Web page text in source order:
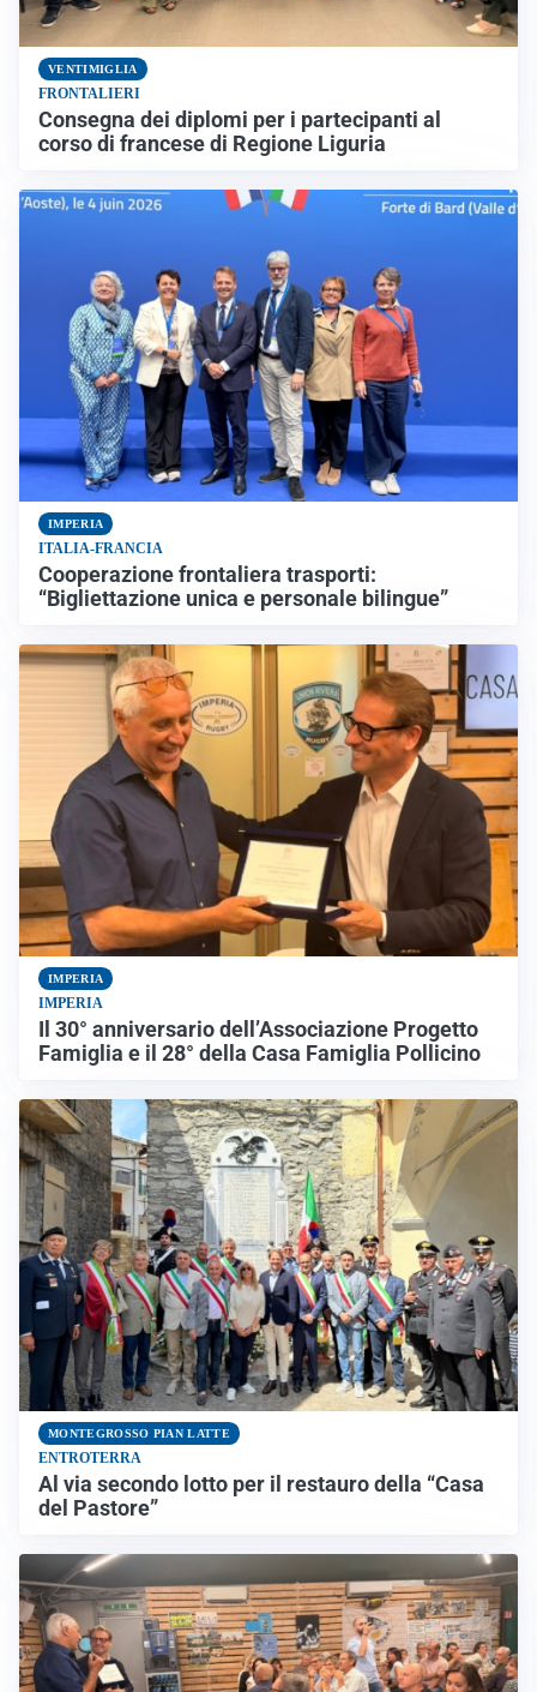
VENTIMIGLIA
FRONTALIERI
Consegna dei diplomi per i partecipanti al
corso di francese di Regione Liguria
IMPERIA
ITALIA-FRANCIA
Cooperazione frontaliera trasporti:
“Bigliettazione unica e personale bilingue”
IMPERIA
IMPERIA
Il 30° anniversario dell’Associazione Progetto
Famiglia e il 28° della Casa Famiglia Pollicino
MONTEGROSSO PIAN LATTE
ENTROTERRA
Al via secondo lotto per il restauro della “Casa
del Pastore”